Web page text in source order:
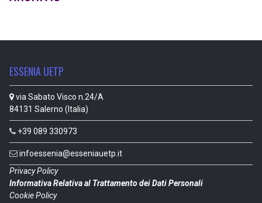
ESSENIA UETP
via Sabato Visco n.24/A
84131 Salerno (Italia)
+39 089 330973
infoessenia@esseniauetp.it
Privacy Policy
Informativa Relativa al Trattamento dei Dati Personali
Cookie Policy